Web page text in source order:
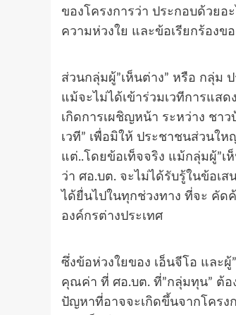
ของโครงการว่า ประกอบด้วยอ
ความห่วงใย และข้อเรียกร้อง
ส่วนกลุ่มผู้”เห็นต่าง” หรือ กลุ่ม
แม้จะไม่ได้เข้าร่วมเวทีการแส
เกิดการเผชิญหน้า ระหว่าง ชาว
เวที” เพื่อมิให้ ประชาชนส่วนใ
แต่..โดยข้อเท็จจริง แม้กลุ่มผู้”เ
ว่า ศอ.บต. จะไม่ได้รับรู้ในข้อเส
ได้ยื่นไปในทุกช่วงทาง ที่จะ คัด
องค์กรต่างประเทศ
ซึ่งข้อห่วงใยของ เอ็นจีโอ และ
คุณค่า ที่ ศอ.บต. ที่”กลุ่มทุน” ต้อ
ปัญหาที่อาจจะเกิดขึ้นจากโครง